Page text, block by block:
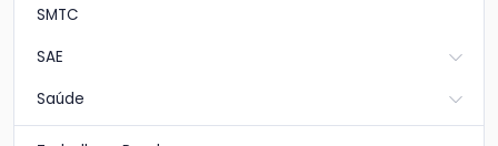
SMTC
SAE
Saúde